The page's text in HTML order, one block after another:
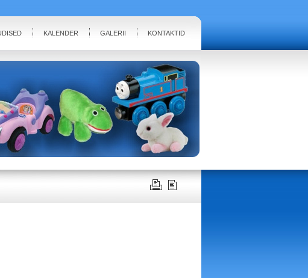
KALENDER GALERII KONTAKTID